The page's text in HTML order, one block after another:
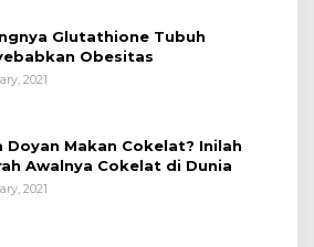
Glutathione Tubuh
Obesitas
2021
Doyan Makan Cokelat? Inilah
Awalnya Cokelat di Dunia
2021